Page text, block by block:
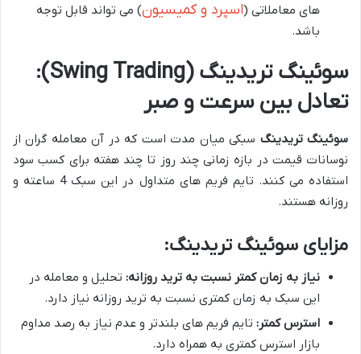
های معاملاتی (اسپرد و کمیسیون) می تواند قابل توجه
باشد.
سوئینگ تریدینگ (Swing Trading):
تعادل بین سرعت و صبر
سوئینگ تریدینگ سبکی میان مدت است که در آن معامله گران از
نوسانات قیمت در بازه زمانی چند روز تا چند هفته برای کسب سود
استفاده می کنند. تایم فریم های متداول در این سبک 4 ساعته و
روزانه هستند.
مزایای سوئینگ تریدینگ:
نیاز به زمان کمتر نسبت به ترید روزانه: تحلیل و معامله در
این سبک به زمان کمتری نسبت به ترید روزانه نیاز دارد.
استرس کمتر: تایم فریم های بلندتر و عدم نیاز به رصد مداوم
بازار استرس کمتری به همراه دارد.